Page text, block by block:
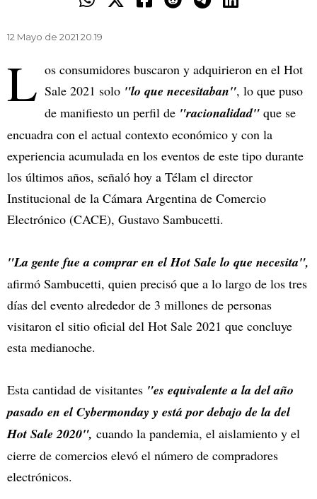
12 Mayo de 2021 20.19
L os consumidores buscaron y adquirieron en el Hot
Sale 2021 solo "lo que necesitaban", lo que puso
de manifiesto un perfil de "racionalidad" que se
encuadra con el actual contexto económico y con la
experiencia acumulada en los eventos de este tipo durante
los últimos años, señaló hoy a Télam el director
Institucional de la Cámara Argentina de Comercio
Electrónico (CACE), Gustavo Sambucetti.
"La gente fue a comprar en el Hot Sale lo que necesita",
afirmó Sambucetti, quien precisó que a lo largo de los tres
días del evento alrededor de 3 millones de personas
visitaron el sitio oficial del Hot Sale 2021 que concluye
esta medianoche.
Esta cantidad de visitantes "es equivalente a la del año
pasado en el Cybermonday y está por debajo de la del
Hot Sale 2020", cuando la pandemia, el aislamiento y el
cierre de comercios elevó el número de compradores
electrónicos.